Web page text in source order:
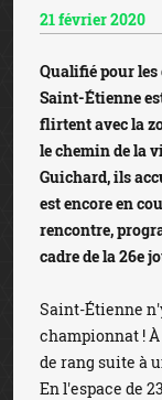
21 février 2020
Qualifié pour les
Saint-Étienne
flirtent avec la
le chemin de la
Guichard, ils
est encore en
rencontre,
cadre de la 26e
Saint-Étienne
championnat ! À
de rang suite à
En l'espace de